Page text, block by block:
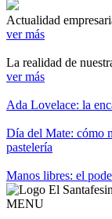
Actualidad
ver más
La realidad de
ver más
Ada Lovelace: la
Día del Mate: cómo
pastelería
Manos libres: el
MENU